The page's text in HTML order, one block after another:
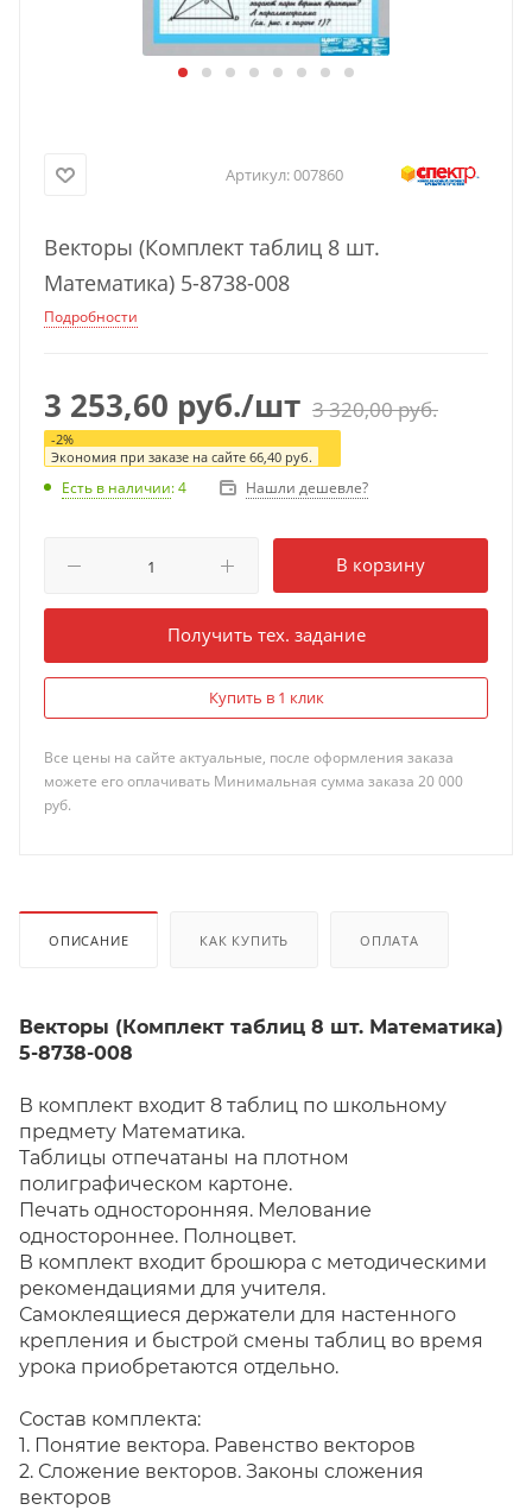
Артикул:007860
Векторы (Комплект таблиц 8 шт.
Математика) 5-8738-008
Подробности
3 253,60 руб./шт 3 320,00руб.
-2%
Экономия при заказе на сайте 66,40 руб.
Есть в наличии: 4 Нашли дешевле?
В корзину
Получить тех. задание
Купить в 1 клик
Все цены на сайте актуальные, после оформления заказа
можете его оплачивать Минимальная сумма заказа 20 000
руб.
ОПИСАНИЕ КАК КУПИТЬ ОПЛАТА
Векторы (Комплект таблиц 8 шт. Математика)
5-8738-008
В комплект входит 8 таблиц по школьному
предмету Математика.
Таблицы отпечатаны на плотном
полиграфическом картоне.
Печать односторонняя. Мелование
одностороннее. Полноцвет.
В комплект входит брошюра с методическими
рекомендациями для учителя.
Самоклеящиеся держатели для настенного
крепления и быстрой смены таблиц во время
урока приобретаются отдельно.
Состав комплекта:
1. Понятие вектора. Равенство векторов
2. Сложение векторов. Законы сложения
векторов